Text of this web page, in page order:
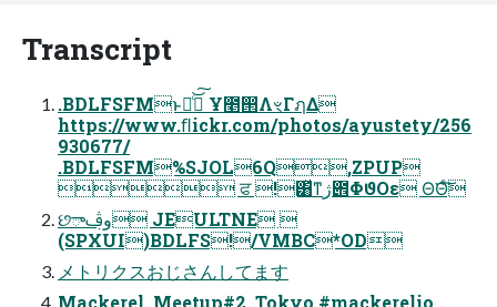
Transcript
.BDLFSFMͱաͨ͝͠ Ұ೥൒ΛৼΓฦΔ
https://www.ﬂickr.com/photos/ayustety/256
930677/
.BDLFSFM%SJOL6Q,ZPUP
 ਫ !͸ͯͳژ౎ΦϑΟε Θ͘Θͨ͘͠
છాوࢤ JEULTNE 
(SPXUI)BDLFS!/VMBC*OD
メトリクスおじさんしてます
Mackerel Meetup#2 Tokyo #mackerelio